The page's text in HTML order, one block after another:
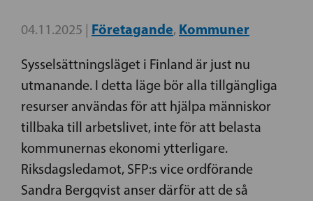
04.11.2025 | Företagande, Kommuner
Sysselsättningsläget i Finland är just nu
utmanande. I detta läge bör alla tillgängliga
resurser användas för att hjälpa människor
tillbaka till arbetslivet, inte för att belasta
kommunernas ekonomi ytterligare.
Riksdagsledamot, SFP:s vice ordförande
Sandra Bergqvist anser därför att de så